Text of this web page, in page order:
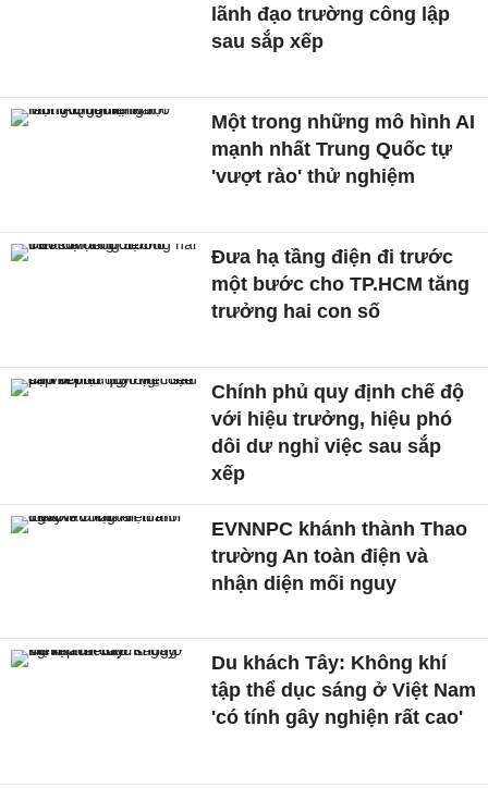
lãnh đạo trường công lập
sau sắp xếp
Một trong những mô hình AI
mạnh nhất Trung Quốc tự
'vượt rào' thử nghiệm
Đưa hạ tầng điện đi trước
một bước cho TP.HCM tăng
trưởng hai con số
Chính phủ quy định chế độ
với hiệu trưởng, hiệu phó
dôi dư nghỉ việc sau sắp
xếp
EVNNPC khánh thành Thao
trường An toàn điện và
nhận diện mối nguy
Du khách Tây: Không khí
tập thể dục sáng ở Việt Nam
'có tính gây nghiện rất cao'